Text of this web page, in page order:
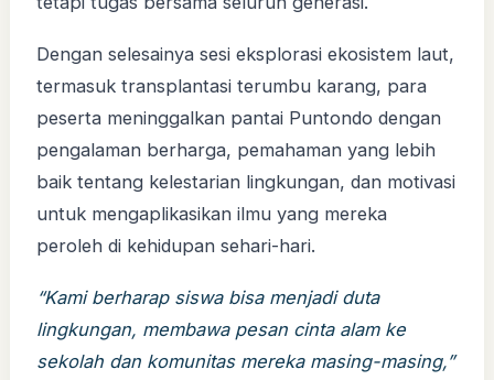
Dengan selesainya sesi eksplorasi ekosistem laut,
termasuk transplantasi terumbu karang, para
peserta meninggalkan pantai Puntondo dengan
pengalaman berharga, pemahaman yang lebih
baik tentang kelestarian lingkungan, dan motivasi
untuk mengaplikasikan ilmu yang mereka
peroleh di kehidupan sehari-hari.
“Kami berharap siswa bisa menjadi duta
lingkungan, membawa pesan cinta alam ke
sekolah dan komunitas mereka masing-masing,”